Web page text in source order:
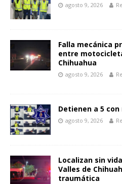
agosto 9, 2026
Falla mecánica
entre
Chihuahua
agosto 9, 2026
Detienen a 5
agosto 9, 2026
Localizan sin
Valles de
traumática